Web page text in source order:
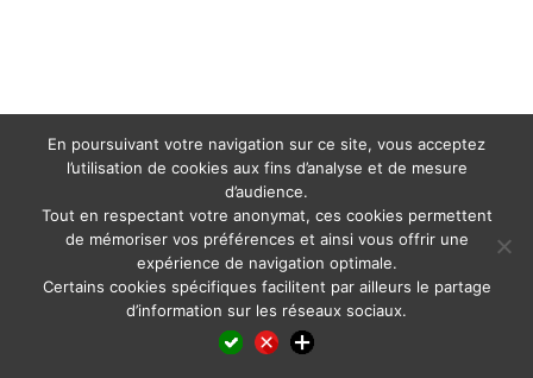
LinkedIn
X WhatsAppPinterest
En poursuivant votre navigation sur ce site, vous acceptez
l’utilisation de cookies aux fins d’analyse et de mesure
d’audience.
Tout en respectant votre anonymat, ces cookies permettent
de mémoriser vos préférences et ainsi vous offrir une
expérience de navigation optimale.
Certains cookies spécifiques facilitent par ailleurs le partage
d’information sur les réseaux sociaux.